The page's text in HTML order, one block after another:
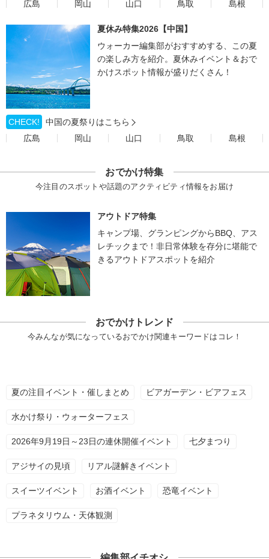
広島
岡山 山口 鳥取 島根
夏休み特集2026【中国】
ウォーカー編集部がおすすめする、この夏
の楽しみ方を紹介。夏休みイベント＆おで
かけスポット情報が盛りだくさん！
CHECK!
中国の夏祭りはこちら
広島
岡山 山口 鳥取 島根
おでかけ特集
今注目のスポットや話題のアクティビティ情報をお届け
アウトドア特集
キャンプ場、グランピングからBBQ、アス
レチックまで！非日常体験を存分に堪能で
きるアウトドアスポットを紹介
おでかけトレンド
今みんなが気になっているおでかけ関連キーワードはコレ！
夏の注目イベント・催しまとめ ビアガーデン・ビアフェス
水かけ祭り・ウォーターフェス
2026年9月19日～23日の連休開催イベント 七夕まつり
アジサイの見頃 リアル謎解きイベント
スイーツイベント お酒イベント 恐竜イベント
プラネタリウム・天体観測